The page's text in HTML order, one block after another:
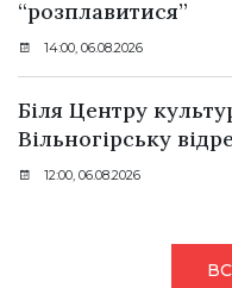
“розплавитися”
14:00, 06.08.2026
Біля Центру
Вільногірську
12:00, 06.08.2026